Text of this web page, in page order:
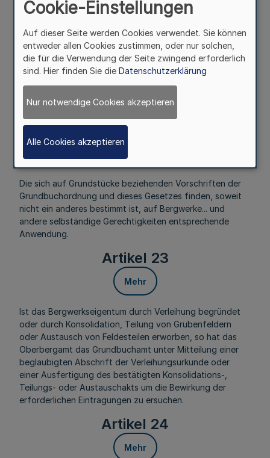
gelten auch die provinzial-(kommunal-) ständischen
öffentlichen Grundkreditanstalten.
Artikel 22
Die sich auf Grundstücke beziehenden Vorschriften der
Grundbuchordnung und dieses Gesetzes finden, soweit
nicht ein anderes bestimmt ist, auf Bergwerke... und
andere selbständige Gerechtigkeiten entsprechende
Anwendung.
Artikel 23
Mehr
Ist das Bergwerkseigentum durch Verleihung begründet
oder durch Konsolidation, Teilung von Grubenfeldern
oder Austausch von Feldesteilen erworben, so hat das
Oberbergamt das Grundbuchamt unter Mitteilung einer
beglaubigten Abschrift der Verleihungsurkunde oder
einer Ausfertigung des bestätigten Konsolidations-,
Teilungs- oder Austauschakts um die Bewirkung der
erforderlichen Eintragungen zu ersuchen.
Artikel 24
Mehr
Cookie-Einstellungen
Auf dieser Seite werden Cookies verwendet. Sie können
entweder allen Cookies zustimmen, oder nur solchen,
die für die Verwendung der Seite zwingend erforderlich
sind. Hier finden Sie die Datenschutzerklärung
Nur notwendige Cookies akzeptieren
Alle Cookies akzeptieren